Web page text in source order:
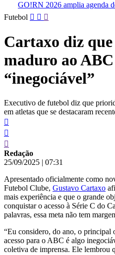
amplia agenda de inovação com
Pular
conteúdo
Futebol
Cartaxo diz
maduro ao ABC
“inegociável”
Executivo de futebol diz que
em atletas que se destacaram
Redação
25/09/2025 | 07:31
Apresentado oficialmente como
Futebol Clube, Gustavo Cartaxo
mais experiência e que o grande
conquistar o acesso à Série C do
palavras, essa meta não tem
“Eu considero, do ano, o principal
acesso para o ABC é algo
coletiva de imprensa. Ele lembrou